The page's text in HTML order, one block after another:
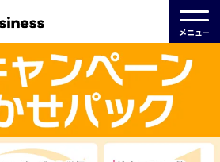
メニュー